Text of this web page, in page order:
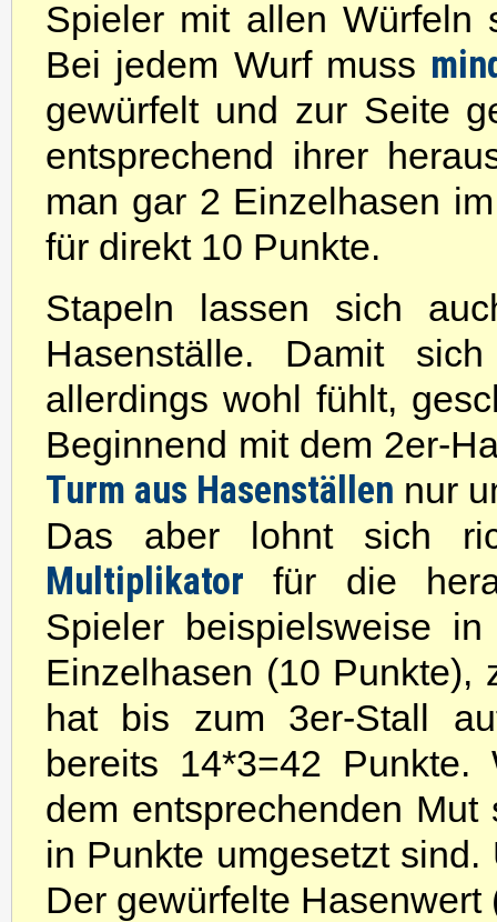
Spieler mit allen Würfeln
Bei jedem Wurf muss
gewürfelt und zur Seite
entsprechend ihrer
man gar 2 Einzelhasen
für direkt 10 Punkte.
Stapeln lassen sich
Hasenställe. Damit
allerdings wohl fühlt,
Beginnend mit dem 2er-
Turm aus Hasenställen nur
Das aber lohnt sich
Multiplikator für die
Spieler beispielsweise
Einzelhasen (10 Punkte),
hat bis zum 3er-Stall
bereits 14*3=42 Punkte.
dem entsprechenden
in Punkte umgesetzt
Der gewürfelte